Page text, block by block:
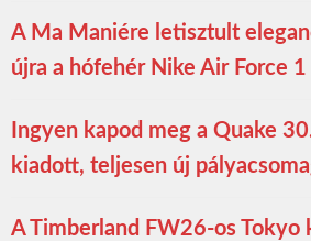
A Ma Maniére letisztult
újra a hófehér Nike Air Force
Ingyen kapod meg a Quake
kiadott, teljesen új
A Timberland FW26-os Tokyo